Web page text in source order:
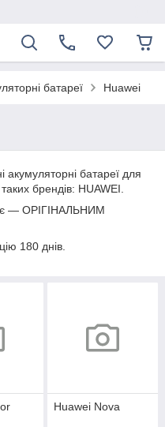
батареї Huawei
акумуляторні батареї для
брендів: HUAWEI.
є — ОРІГІНАЛЬНИМ
180 днів.
Huawei Nova